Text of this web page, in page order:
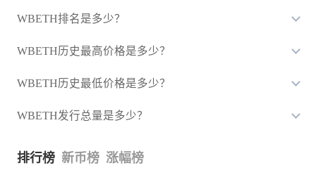
WBETH排名是多少？
WBETH历史最高价格是多少？
WBETH历史最低价格是多少？
WBETH发行总量是多少？
排行榜 新币榜 涨幅榜